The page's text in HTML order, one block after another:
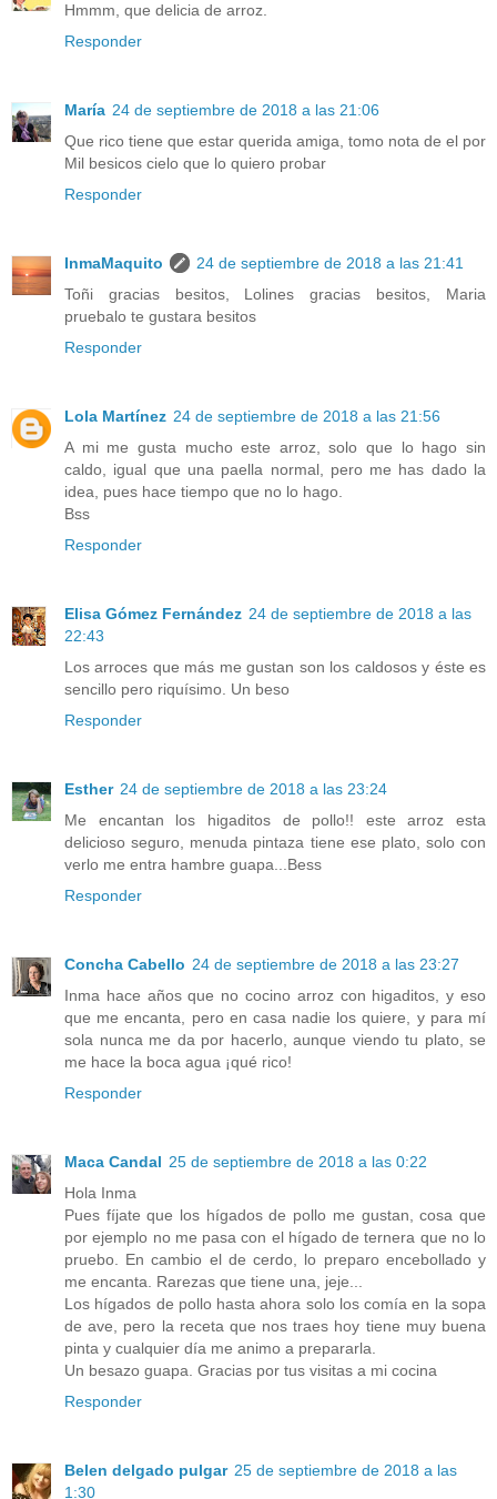
Hmmm, que delicia de arroz.
Responder
María 24 de septiembre de 2018 a las 21:06
Que rico tiene que estar querida amiga, tomo nota de el por
Mil besicos cielo que lo quiero probar
Responder
InmaMaquito
24 de septiembre de 2018 a las 21:41
Toñi gracias besitos, Lolines gracias besitos, Maria
pruebalo te gustara besitos
Responder
Lola Martínez 24 de septiembre de 2018 a las 21:56
A mi me gusta mucho este arroz, solo que lo hago sin
caldo, igual que una paella normal, pero me has dado la
idea, pues hace tiempo que no lo hago.
Bss
Responder
Elisa Gómez Fernández 24 de septiembre de 2018 a las
22:43
Los arroces que más me gustan son los caldosos y éste es
sencillo pero riquísimo. Un beso
Responder
Esther 24 de septiembre de 2018 a las 23:24
Me encantan los higaditos de pollo!! este arroz esta
delicioso seguro, menuda pintaza tiene ese plato, solo con
verlo me entra hambre guapa...Bess
Responder
Concha Cabello 24 de septiembre de 2018 a las 23:27
Inma hace años que no cocino arroz con higaditos, y eso
que me encanta, pero en casa nadie los quiere, y para mí
sola nunca me da por hacerlo, aunque viendo tu plato, se
me hace la boca agua ¡qué rico!
Responder
Maca Candal 25 de septiembre de 2018 a las 0:22
Hola Inma
Pues fíjate que los hígados de pollo me gustan, cosa que
por ejemplo no me pasa con el hígado de ternera que no lo
pruebo. En cambio el de cerdo, lo preparo encebollado y
me encanta. Rarezas que tiene una, jeje...
Los hígados de pollo hasta ahora solo los comía en la sopa
de ave, pero la receta que nos traes hoy tiene muy buena
pinta y cualquier día me animo a prepararla.
Un besazo guapa. Gracias por tus visitas a mi cocina
Responder
Belen delgado pulgar 25 de septiembre de 2018 a las
1:30